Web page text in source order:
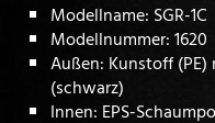
Modellname: SGR-1C
Modellnummer: 1620
Außen: Kunstoff
(schwarz)
Innen: EPS-